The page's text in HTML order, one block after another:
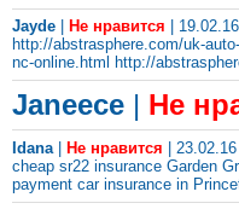
Jayde Не нравится |
http://abstrasphere.com/uk-
nc-online.html
http://
Janeece | Не
Idana Не нравится | 23.02.16
cheap sr22 insurance Garden
payment car insurance in